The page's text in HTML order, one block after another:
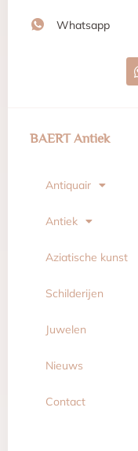
Whatsapp
BAERT Antiek
Antiquair
Antiek
Aziatische kunst
Schilderijen
Juwelen
Nieuws
Contact